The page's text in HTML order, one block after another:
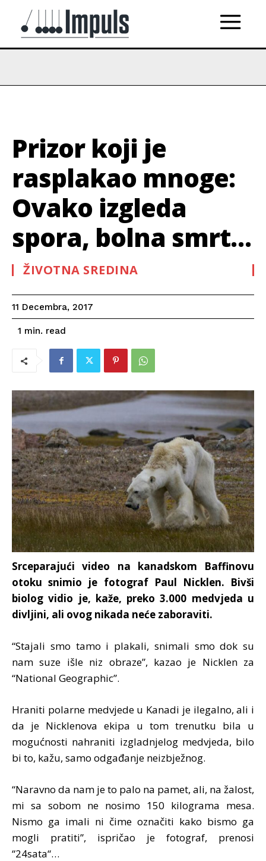
Prizor koji je
rasplakao mnoge:
Ovako izgleda
spora, bolna smrt…
ŽIVOTNA SREDINA
11 Decembra, 2017
1 min. read
Srceparajući video na kanadskom Baffinovu
otoku snimio je fotograf Paul Nicklen. Bivši
biolog vidio je, kaže, preko 3.000 medvjeda u
divljini, ali ovog nikada neće zaboraviti.
“Stajali smo tamo i plakali, snimali smo dok su
nam suze išle niz obraze”, kazao je Nicklen za
“National Geographic”.
Hraniti polarne medvjede u Kanadi je ilegalno, ali i
da je Nicklenova ekipa u tom trenutku bila u
mogućnosti nahraniti izgladnjelog medvjeda, bilo
bi to, kažu, samo odgađanje neizbježnog.
“Naravno da nam je to palo na pamet, ali, na žalost,
mi sa sobom ne nosimo 150 kilograma mesa.
Nismo ga imali ni čime označiti kako bismo ga
mogli pratiti”, ispričao je fotograf, prenosi
“24sata“…